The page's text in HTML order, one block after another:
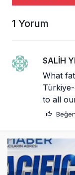
1 Yorum
SALİH
What
to all
Beğen